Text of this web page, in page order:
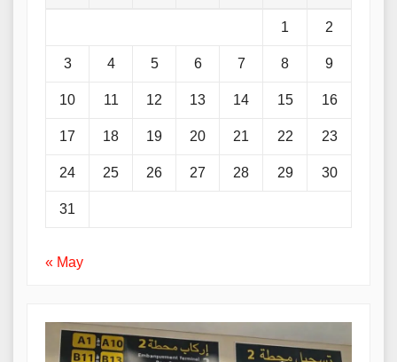
1 2
3 4 5 6 7 8 9
10 11 12 13 14 15 16
17 18 19 20 21 22 23
24 25 26 27 28 29 30
31
« May